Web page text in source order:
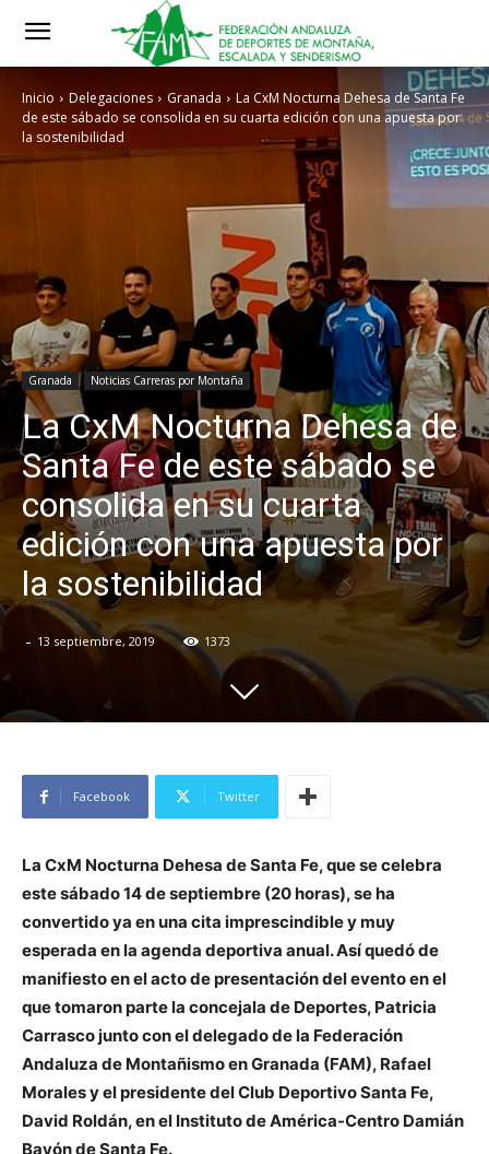
Inicio Delegaciones Granada
La CxM Nocturna Dehesa de Santa Fe
de este sábado se consolida en su cuarta edición con una apuesta por
la sostenibilidad
Granada Noticias Carreras por Montaña
La CxM Nocturna Dehesa de
Santa Fe de este sábado se
consolida en su cuarta
edición con una apuesta por
la sostenibilidad
- 13 septiembre, 2019 1373
Facebook Twitter
La CxM Nocturna Dehesa de Santa Fe, que se celebra
este sábado 14 de septiembre (20 horas), se ha
convertido ya en una cita imprescindible y muy
esperada en la agenda deportiva anual. Así quedó de
manifiesto en el acto de presentación del evento en el
que tomaron parte la concejala de Deportes, Patricia
Carrasco junto con el delegado de la Federación
Andaluza de Montañismo en Granada (FAM), Rafael
Morales y el presidente del Club Deportivo Santa Fe,
David Roldán, en el Instituto de América-Centro Damián
Bayón de Santa Fe.